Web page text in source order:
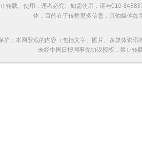
转载、使用，违者必究。如需使用，请与010-
体，目的在于传播更多信息，其他媒体
护：本网登载的内容（包括文字、图片、多媒体资
未经中国日报网事先协议授权，禁止转